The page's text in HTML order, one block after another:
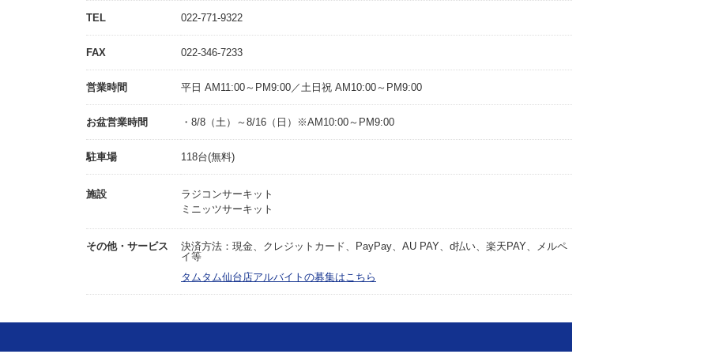
TEL 022-771-9322
FAX 022-346-7233
営業時間 平日 AM11:00～PM9:00／土日祝 AM10:00～PM9:00
お盆営業時間 ・8/8（土）～8/16（日）※AM10:00～PM9:00
駐車場 118台(無料)
施設
ラジコンサーキット
ミニッツサーキット
その他・サービス
決済方法：現金、クレジットカード、PayPay、AU PAY、d払い、楽天PAY、メルペ
イ等
タムタム仙台店アルバイトの募集はこちら